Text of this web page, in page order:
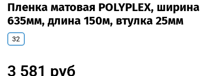
Пленка матовая POLYPLEX, ширина
635мм, длина 150м, втулка 25мм
32
3 581 руб